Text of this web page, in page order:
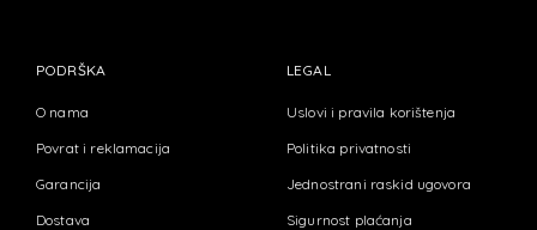
PODRŠKA
O nama
Povrat i reklamacija
Garancija
Dostava
LEGAL
Uslovi i pravila korištenja
Politika privatnosti
Jednostrani raskid ugovora
Sigurnost plaćanja